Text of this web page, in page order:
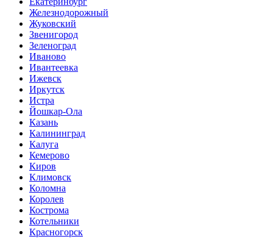
Железнодорожный
Жуковский
Звенигород
Зеленоград
Иваново
Ивантеевка
Ижевск
Иркутск
Истра
Йошкар-Ола
Казань
Калининград
Калуга
Кемерово
Киров
Климовск
Коломна
Королев
Кострома
Котельники
Красногорск